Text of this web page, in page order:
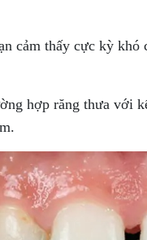
cảm thấy cực kỳ
hợp răng thưa với